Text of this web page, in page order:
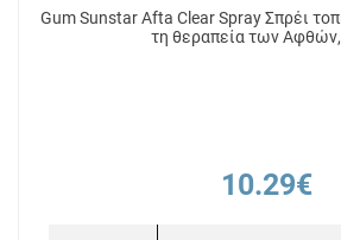
Gum Sunstar Afta Clear Spray Σπρέι
τη θεραπεία των Αφθών,
10.29€